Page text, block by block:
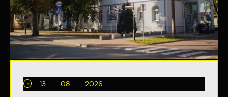
13 - 08 - 2026